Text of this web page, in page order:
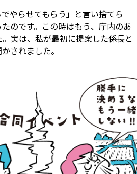
やらせてもらう」と言い捨てら
のです。この時はもう、庁内のあ
実は、私が最初に提案した係長と
されました。